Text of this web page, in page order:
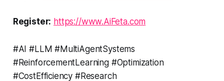
Register: https://www.AiFeta.com
#AI #LLM #MultiAgentSystems
#ReinforcementLearning #Optimization
#CostEfficiency #Research